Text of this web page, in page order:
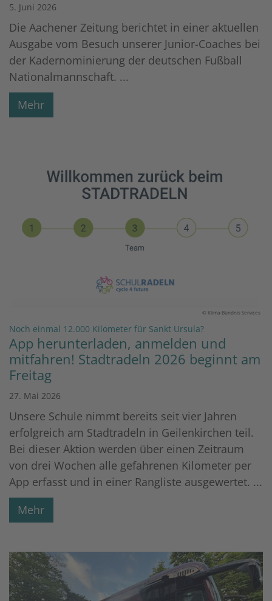
5. Juni 2026
Die Aachener Zeitung berichtet in einer aktuellen
Ausgabe vom Besuch unserer Junior-Coaches bei
der Kadernominierung der deutschen Fußball
Nationalmannschaft. ...
Mehr
© Klima-Bündnis Services
Noch einmal 12.000 Kilometer für Sankt Ursula?:
App herunterladen, anmelden und
mitfahren! Stadtradeln 2026 beginnt am
Freitag
27. Mai 2026
Unsere Schule nimmt bereits seit vier Jahren
erfolgreich am Stadtradeln in Geilenkirchen teil.
Bei dieser Aktion werden über einen Zeitraum
von drei Wochen alle gefahrenen Kilometer per
App erfasst und in einer Rangliste ausgewertet. ...
Mehr